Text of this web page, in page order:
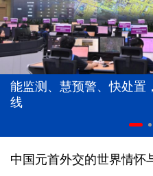
能监测、慧预警、快处置
线
中国元首外交的世界情怀